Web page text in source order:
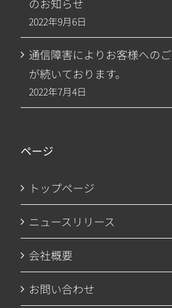
のお知らせ
2022年9月6日
通信障害によりお客様への
が続いております。
2022年7月4日
ページ
トップページ
ニュースリリース
会社概要
お問い合わせ